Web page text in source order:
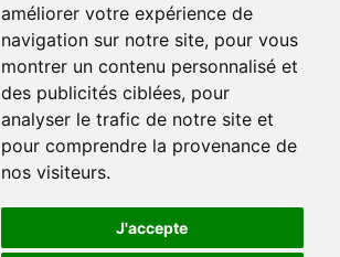
améliorer votre expérience de
navigation sur notre site, pour vous
montrer un contenu personnalisé et
des publicités ciblées, pour
analyser le trafic de notre site et
pour comprendre la provenance de
nos visiteurs.
J'accepte